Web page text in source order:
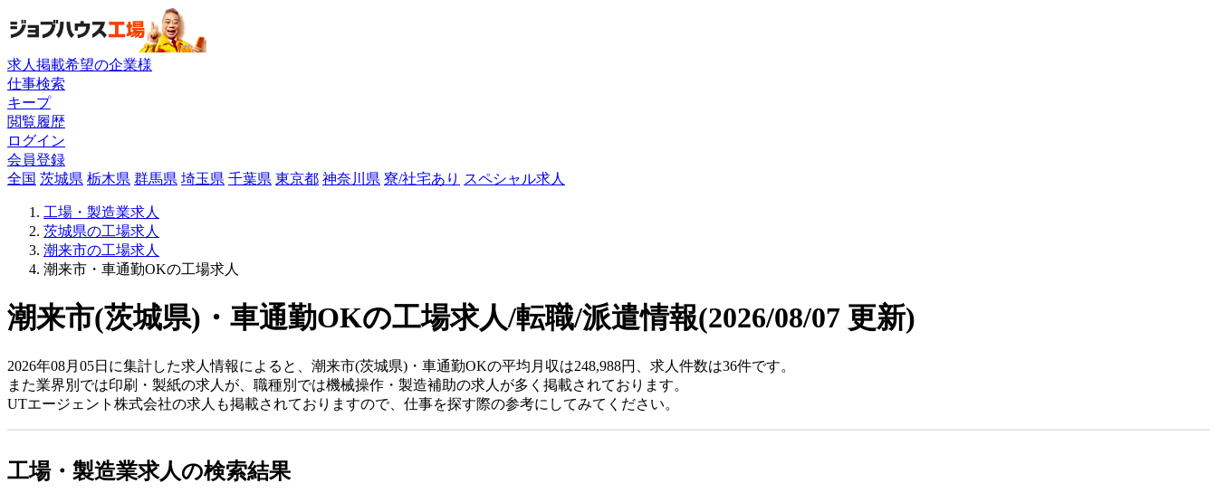
求人掲載希望の企業様
仕事検索
キープ
閲覧履歴
ログイン
会員登録
全国 茨城県 栃木県 群馬県 埼玉県 千葉県 東京都 神奈川県 寮/社宅あり スペシャル求人
工場・製造業求人
茨城県の工場求人
潮来市の工場求人
潮来市・車通勤OKの工場求人
潮来市(茨城県)・車通勤OKの工場求人/転職/派遣情報(2026/08/07 更新)
2026年08月05日に集計した求人情報によると、潮来市(茨城県)・車通勤OKの平均月収は248,988円、求人件数は36件です。
また業界別では印刷・製紙の求人が、職種別では機械操作・製造補助の求人が多く掲載されております。
UTエージェント株式会社の求人も掲載されておりますので、仕事を探す際の参考にしてみてください。
工場・製造業求人の検索結果